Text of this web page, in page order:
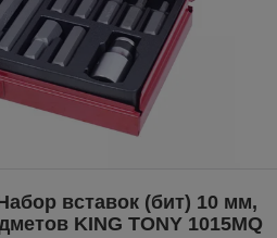
вставок (бит) 10 мм,
KING TONY 1015MQ